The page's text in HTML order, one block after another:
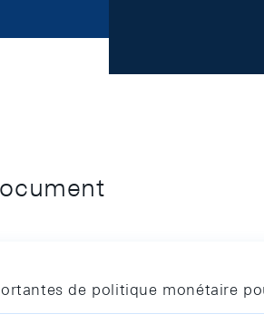
de politique monétaire